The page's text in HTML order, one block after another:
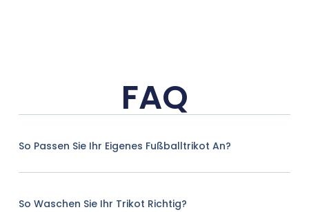
FAQ
So Passen Sie Ihr Eigenes Fußballtrikot An?
So Waschen Sie Ihr Trikot Richtig?